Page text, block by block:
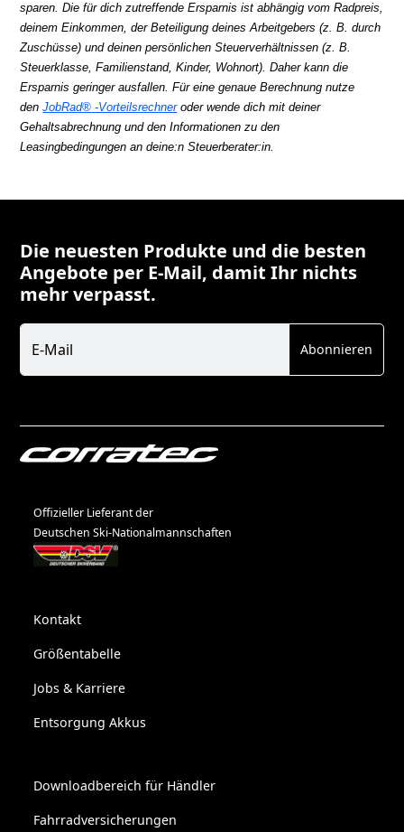
sparen.Die für dich zutreffende Ersparnis ist abhängig vom Radpreis,
deinem Einkommen, der Beteiligung deines Arbeitgebers (z. B. durch
Zuschüsse) und deinen persönlichen Steuerverhältnissen (z. B.
Steuerklasse, Familienstand, Kinder, Wohnort). Daher kann die
Ersparnis geringer ausfallen. Für eine genaue Berechnung nutze
denJobRad® -Vorteilsrechneroder wende dich mit deiner
Gehaltsabrechnung und den Informationen zu den
Leasingbedingungen an deine:n Steuerberater:in.
Die neuesten Produkte und die besten
Angebote per E-Mail, damit Ihr nichts
mehr verpasst.
Newsletter
E-Mail Abonnieren
Offizieller Lieferant der
Deutschen Ski-Nationalmannschaften
Kontakt
Größentabelle
Jobs & Karriere
Entsorgung Akkus
Downloadbereich für Händler
Fahrradversicherungen